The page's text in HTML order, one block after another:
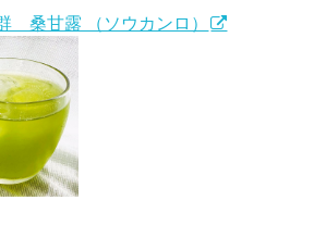
桑甘露 （ソウカンロ）